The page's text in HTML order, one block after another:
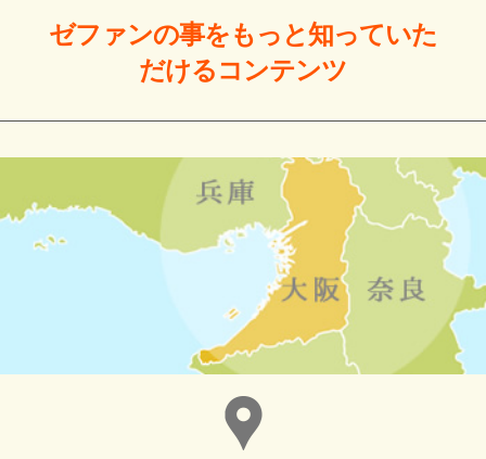
ゼファンの事をもっと知っていた
だけるコンテンツ